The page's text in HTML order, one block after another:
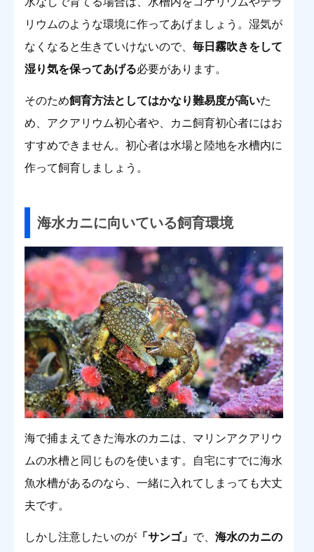
リウムのような環境に作ってあげましょう。湿気が
なくなると生きていけないので、 毎日霧吹きをして
湿り気を保ってあげる必要があります。
そのため飼育方法としてはかなり難易度が高いた
め、アクアリウム初心者や、カニ飼育初心者にはお
すすめできません。初心者は水場と陸地を水槽内に
作って飼育しましょう。
海水カニに向いている飼育環境
海で捕まえてきた海水のカニは、マリンアクアリウ
ムの水槽と同じものを使います。自宅にすでに海水
魚水槽があるのなら、一緒に入れてしまっても大丈
夫です。
しかし注意したいのが 「サンゴ」 で、 海水のカニの